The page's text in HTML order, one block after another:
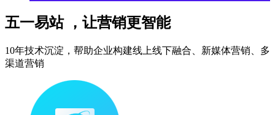
五一易站 ，让营销更智能
10年技术沉淀，帮助企业构建线上线下融合、新媒体营销、多
渠道营销